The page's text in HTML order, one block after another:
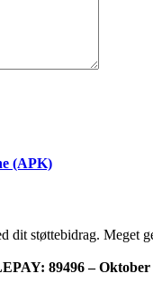
(APK)
støttebidrag. Meget
89496 – Oktober